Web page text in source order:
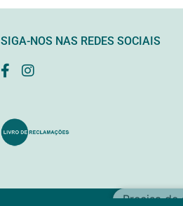
SIGA-NOS NAS REDES SOCIAIS
Precisa de